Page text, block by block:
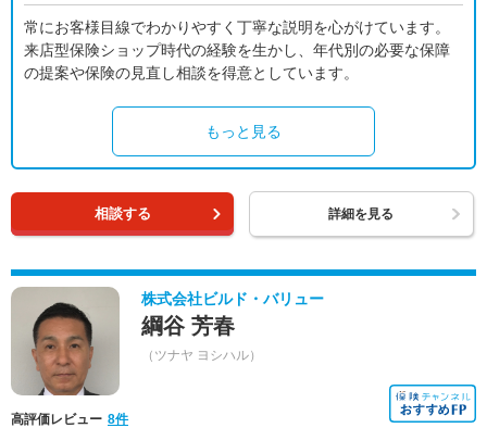
常にお客様目線でわかりやすく丁寧な説明を心がけています。
来店型保険ショップ時代の経験を生かし、年代別の必要な保障
の提案や保険の見直し相談を得意としています。
もっと見る
相談する 詳細を見る
株式会社ビルド・バリュー
綱谷 芳春
（ツナヤ ヨシハル）
高評価レビュー 8件